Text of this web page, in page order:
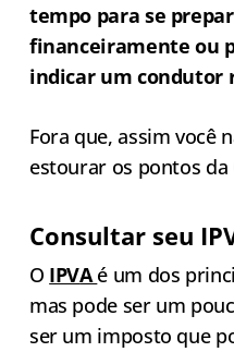
tempo para se
financeiramente ou
indicar um condutor
Fora que, assim você
estourar os pontos da
Consultar seu
O IPVAé um dos
mas pode ser um
ser um imposto que